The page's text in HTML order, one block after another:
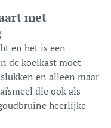
met
en het is een
de koelkast moet
en alleen maar
die ook als
heerlijke